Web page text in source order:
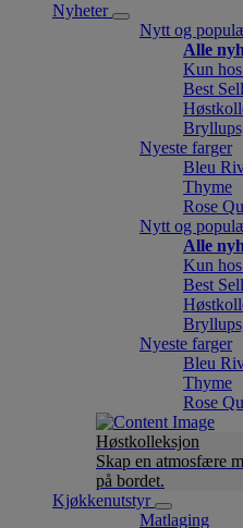
Nyheter
Nytt og
Alle
Kun
Best
Nyeste farger
Bleu
Thyme
Rose
Nytt og
Alle
Kun
Best
Nyeste farger
Bleu
Thyme
Rose
Høstkolleksjon
Skap en atmosfære
på bordet.
Kjøkkenutstyr
Matlaging